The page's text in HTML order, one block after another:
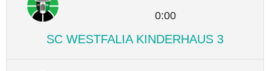
0:00
SC WESTFALIA KINDERHAUS 3